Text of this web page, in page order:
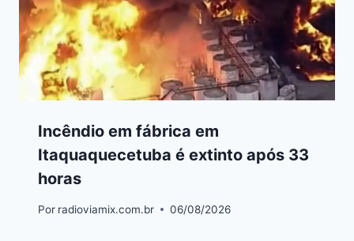
Incêndio em fábrica em
Itaquaquecetuba é extinto após 33
horas
Por radioviamix.com.br 06/08/2026